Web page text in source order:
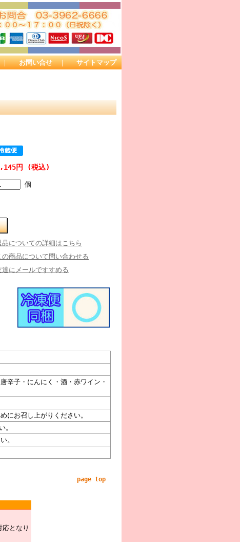
お問い合せ ｜ サイトマップ
円 (税込)
個
品についての詳細はこちら
の商品について問い合わせる
達にメールですすめる
辛子・にんにく・酒・赤ワイン・
お召し上がりください。
。
。
page top
となり